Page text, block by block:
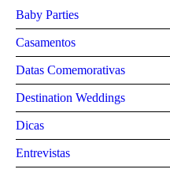
Baby Parties
Casamentos
Datas Comemorativas
Destination Weddings
Dicas
Entrevistas